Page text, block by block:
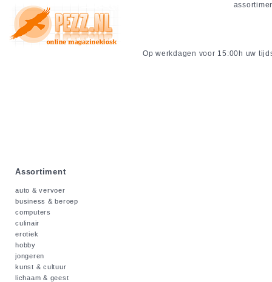
Op werkdagen voor 15:00h uw
Assortiment
auto & vervoer
business & beroep
computers
culinair
erotiek
hobby
jongeren
kunst & cultuur
lichaam & geest